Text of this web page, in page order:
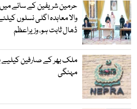
حرمین شریفین کے سائے
والا معاہدہ اگلی نسلوں
ڈھال ثابت ہو، وزیراعظم
ملک بھر کے صارفین کیلیے
مہنگی